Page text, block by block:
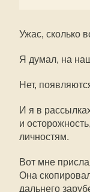
Ужас, сколько
Я думал, на
Нет,
И я в
и
личностям.
Вот мне
Она
дальнего